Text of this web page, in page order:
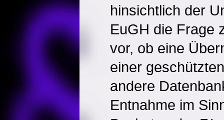
hinsichtlich der
EuGH die Frage
vor, ob eine
einer
andere
Entnahme im